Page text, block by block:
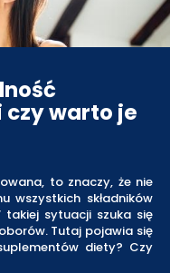
warto je
to znaczy, że nie
wszystkich składników
takiej sytuacji szuka się
Tutaj pojawia się
diety? Czy